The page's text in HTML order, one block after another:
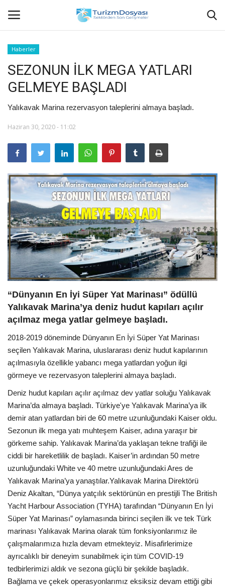
Anasayfa
Bize Ulaşın
Halil ÖNCÜ kimdir?
KVKK Aydınlatma Metni
Haberler
Görüntülü
Araştırma - İnceleme
Lezzet Durakları
Röportajlar
Gezi - Yorum
Sizlerden Gelenler
Yorumlar
Video Tanıtım
Köşe Yazarları
Galeri
Haberler
SEZONUN İLK MEGA YATLARI
GELMEYE BAŞLADI
Yalıkavak Marina rezervasyon taleplerini almaya başladı.
Haziran 30, 2020 - 11:02
“Dünyanın En İyi Süper Yat Marinası” ödüllü
Yalıkavak Marina’ya deniz hudut kapıları açılır
açılmaz mega yatlar gelmeye başladı.
2018-2019 döneminde Dünyanın En İyi Süper Yat Marinası
seçilen Yalıkavak Marina, uluslararası deniz hudut kapılarının
açılmasıyla özellikle yabancı mega yatlardan yoğun ilgi
görmeye ve rezervasyon taleplerini almaya başladı.
Deniz hudut kapıları açılır açılmaz dev yatlar soluğu Yalıkavak
Marina’da almaya başladı. Türkiye'ye Yalıkavak Marina’ya ilk
demir atan yatlardan biri de 60 metre uzunluğundaki Kaiser oldu.
Sezonun ilk mega yatı muhteşem Kaiser, adına yaraşır bir
görkeme sahip. Yalıkavak Marina’da yaklaşan tekne trafiği ile
ciddi bir hareketlilik de başladı. Kaiser’in ardından 50 metre
uzunluğundaki White ve 40 metre uzunluğundaki Ares de
Yalıkavak Marina’ya yanaştılar.Yalıkavak Marina Direktörü
Deniz Akaltan, “Dünya yatçılık sektörünün en prestijli The British
Yacht Harbour Association (TYHA) tarafından “Dünyanın En İyi
Süper Yat Marinası” oylamasında birinci seçilen ilk ve tek Türk
marinası Yalıkavak Marina olarak tüm fonksiyonlarımız ile
çalışmalarımıza hızla devam etmekteyiz. Misafirlerimize
ayrıcalıklı bir deneyim sunabilmek için tüm COVID-19
tedbirlerimizi aldık ve sezona güçlü bir şekilde başladık.
Bağlama ve çekek operasyonlarımız eksiksiz devam ettiği gibi